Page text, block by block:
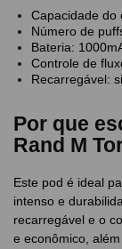
Capacidade do
Número de
Bateria:
Controle de
Recarregável:
Por que
Rand M
Este pod é ideal
intenso e
recarregável e o
e econômico,